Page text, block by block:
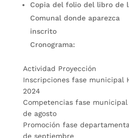
Copia del folio del libro de
Comunal donde aparezca
inscrito
Cronograma:
Actividad Proyección
Inscripciones fase municipal
2024
Competencias fase municipal
de agosto
Promoción fase
de septiembre